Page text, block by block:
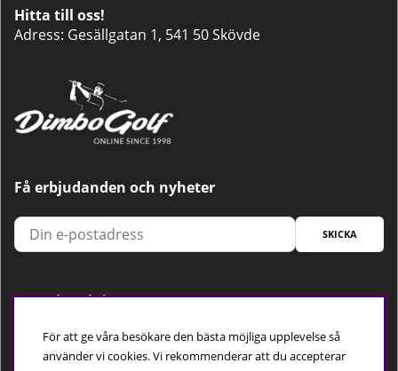
Hitta till oss!
Adress: Gesällgatan 1, 541 50 Skövde
Få erbjudanden och nyheter
SKICKA
Trygg betalning
För att ge våra besökare den bästa möjliga upplevelse så
använder vi cookies. Vi rekommenderar att du accepterar